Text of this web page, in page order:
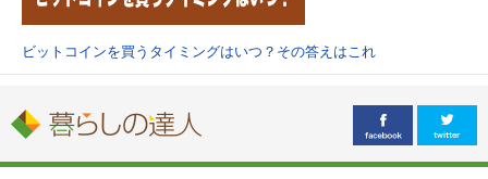
ビットコインを買うタイミングはいつ？その答えはこれ